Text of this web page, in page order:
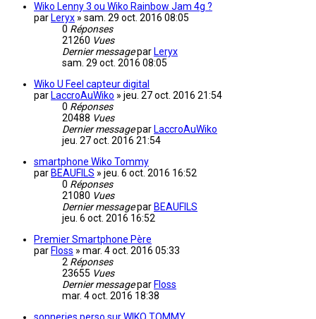
Wiko Lenny 3 ou Wiko Rainbow Jam 4g ?
par Leryx » sam. 29 oct. 2016 08:05
0 Réponses
21260 Vues
Dernier messagepar Leryx
sam. 29 oct. 2016 08:05
Wiko U Feel capteur digital
par LaccroAuWiko » jeu. 27 oct. 2016 21:54
0 Réponses
20488 Vues
Dernier messagepar LaccroAuWiko
jeu. 27 oct. 2016 21:54
smartphone Wiko Tommy
par BEAUFILS » jeu. 6 oct. 2016 16:52
0 Réponses
21080 Vues
Dernier messagepar BEAUFILS
jeu. 6 oct. 2016 16:52
Premier Smartphone Père
par Floss » mar. 4 oct. 2016 05:33
2 Réponses
23655 Vues
Dernier messagepar Floss
mar. 4 oct. 2016 18:38